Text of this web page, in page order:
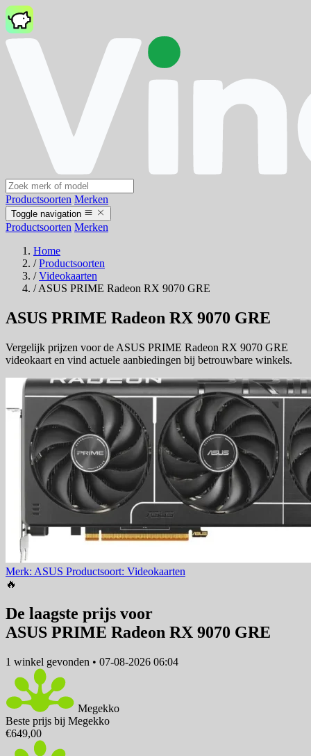
Productsoorten Merken
Toggle navigation
Productsoorten Merken
Home
/ Productsoorten
/ Videokaarten
/ ASUS PRIME Radeon RX 9070 GRE
ASUS PRIME Radeon RX 9070 GRE
Vergelijk prijzen voor de ASUS PRIME Radeon RX 9070 GRE
videokaart en vind actuele aanbiedingen bij betrouwbare winkels.
Merk: ASUS Productsoort: Videokaarten
🔥
De laagste prijs voor
ASUS PRIME Radeon RX 9070 GRE
1 winkel gevonden • 07-08-2026 06:04
Megekko
Beste prijs bij Megekko
€649,00